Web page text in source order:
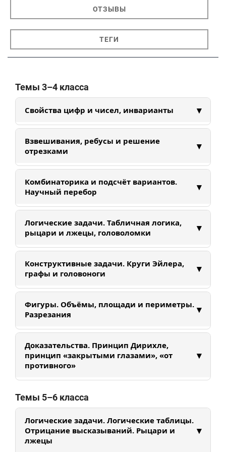
ОТЗЫВЫ
ТЕГИ
Темы 3–4 класса
Свойства цифр и чисел, инварианты ▾
Изучаем свойства цифр и чисел: делимость,
четность, интервалы. Учимся находить
помощь к решению задач.
Взвешивания, ребусы и решение
отрезками
▾
Решаем задачи на взвешивания и
математические ребусы. Преобразовываем
ребусы, отрезки, весы.
Комбинаторика и подсчёт вариантов.
Научный перебор
▾
Знакомимся с основами системного перебора,
деревом решений и правилами суммы и
без пропусков и повторов.
Логические задачи. Табличная логика,
рыцари и лжецы, головоломки
▾
Учимся строить логические таблицы, решать
задачи про рыцарей и лжецов, анализировать
Конструктивные задачи. Круги Эйлера,
графы и головоноги
▾
Разбираем различные конструкции, помогающие
решить задачи. Знакомимся с теорией графов и
Фигуры. Объёмы, площади и периметры.
Разрезания
▾
Разберем свойства фигур. Научимся вычислять
периметры, площади и объемы различных
фигур. Рассмотрим клетчатые задачи на
пространственное мышление.
Доказательства. Принцип Дирихле,
принцип «закрытыми глазами», «от
противного»
▾
Знакомимся с методами математических
доказательств: принцип Дирихле, доказательство
Темы 5–6 класса
Логические задачи. Логические таблицы.
Отрицание высказываний. Рыцари и
лжецы
▾